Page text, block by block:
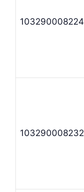
103290008224
103290008232